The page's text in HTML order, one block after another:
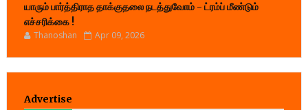
யாரும் பார்த்திராத தாக்குதலை நடத்துவோம் - ட்ரம்ப் மீண்டும்
எச்சரிக்கை !
Thanoshan Apr 09, 2026
Advertise